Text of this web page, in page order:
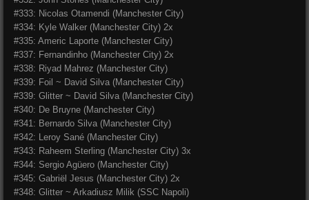
#333: Nicolas Otamendi (Manchester City)
#334: Kyle Walker (Manchester City) 2x
#335: Americ Laporte (Manchester City)
#337: Fernandinho (Manchester City) 2x
#338: Riyad Mahrez (Manchester City)
#339: Foil ~ David Silva (Manchester City)
#339: Glitter ~ David Silva (Manchester City)
#340: De Bruyne (Manchester City)
#341: Bernardo Silva (Manchester City)
#342: Leroy Sané (Manchester City)
#343: Raheem Sterling (Manchester City) 3x
#344: Sergio Agüero (Manchester City)
#345: Gabriël Jesus (Manchester City) 2x
#348: Glitter ~ Arkadiusz Milik (SSC Napoli)